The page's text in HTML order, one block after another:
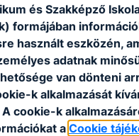
tapétázó
és Szakképző
formájában
használt eszközén,
adatnak
van dönteni
k alkalmazását
cookie-k
a Cookie